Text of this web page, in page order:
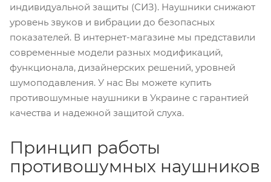
индивидуальной защиты (СИЗ). Наушники снижают
уровень звуков и вибрации до безопасных
показателей. В интернет-магазине мы представили
современные модели разных модификаций,
функционала, дизайнерских решений, уровней
шумоподавления. У нас Вы можете купить
противошумные наушники в Украине с гарантией
качества и надежной защитой слуха.
Принцип работы
противошумных наушников